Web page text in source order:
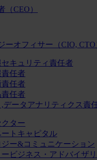
（CEO）
ーオフィサー（CIO, CTO
キュリティ責任者
任者
任者
任者
データアナリティクス責
ター
トキャピタル
ー&コミュニケーション
ービジネス・アドバイザ